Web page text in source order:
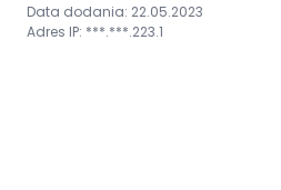
Data dodania: 22.05.2023
Adres IP: ***.***.223.1